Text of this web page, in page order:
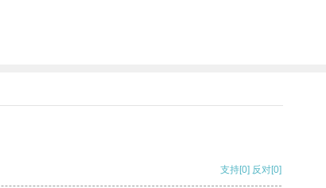
支持[0] 反对[0]